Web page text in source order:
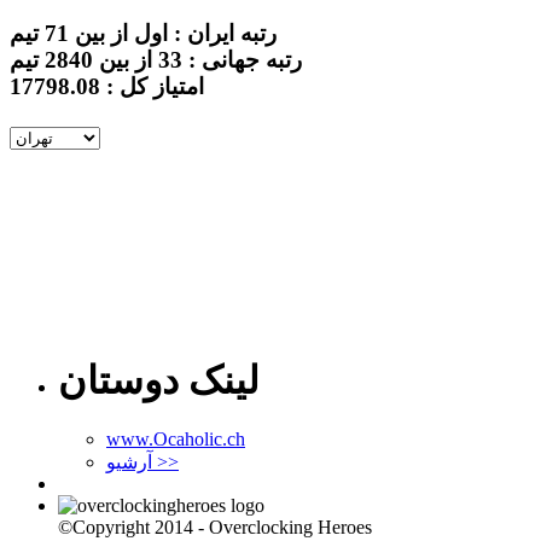
رتبه ایران : اول از بین 71 تیم
رتبه جهانی : 33 از بین 2840 تیم
امتیاز کل : 17798.08
لینک دوستان
www.Ocaholic.ch
آرشیو >>
©Copyright 2014 - Overclocking Heroes